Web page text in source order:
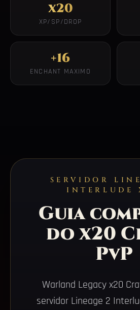
x20
XP/SP/DROP
+16
ENCHANT MAXIMO
SERVIDOR
INTERLUDE
Guia
do x20
PvP
Warland Legacy x20
servidor Lineage 2